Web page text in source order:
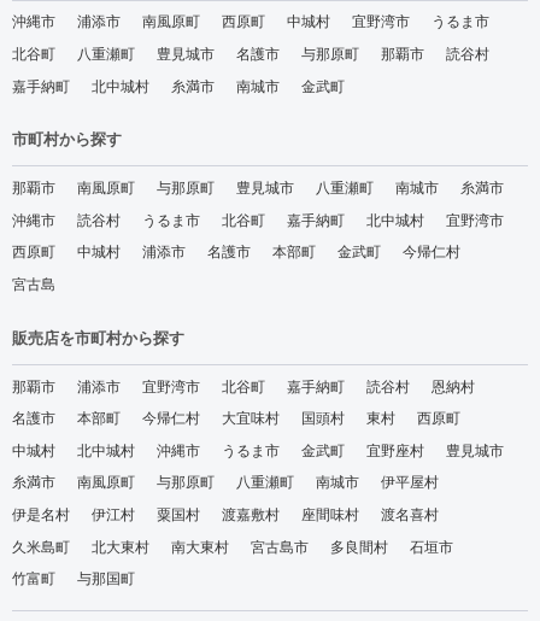
沖縄市 浦添市 南風原町 西原町 中城村 宜野湾市
うるま市
北谷町
八重瀬町 豊見城市 名護市 与那原町 那覇市
読谷村
嘉手納町
北中城村 糸満市 南城市 金武町
市町村から探す
那覇市 南風原町 与那原町 豊見城市 八重瀬町 南城市
糸満市
沖縄市
読谷村 うるま市 北谷町 嘉手納町 北中城村
宜野湾市
西原町
中城村 浦添市 名護市 本部町 金武町
今帰仁村
宮古島
販売店を市町村から探す
那覇市 浦添市 宜野湾市 北谷町 嘉手納町 読谷村
恩納村
名護市
本部町 今帰仁村 大宜味村 国頭村 東村
西原町
中城村
北中城村 沖縄市 うるま市 金武町 宜野座村
豊見城市
糸満市
南風原町 与那原町 八重瀬町 南城市
伊平屋村
伊是名村
伊江村 粟国村 渡嘉敷村 座間味村
渡名喜村
久米島町
北大東村 南大東村 宮古島市 多良間村
石垣市
竹富町
与那国町